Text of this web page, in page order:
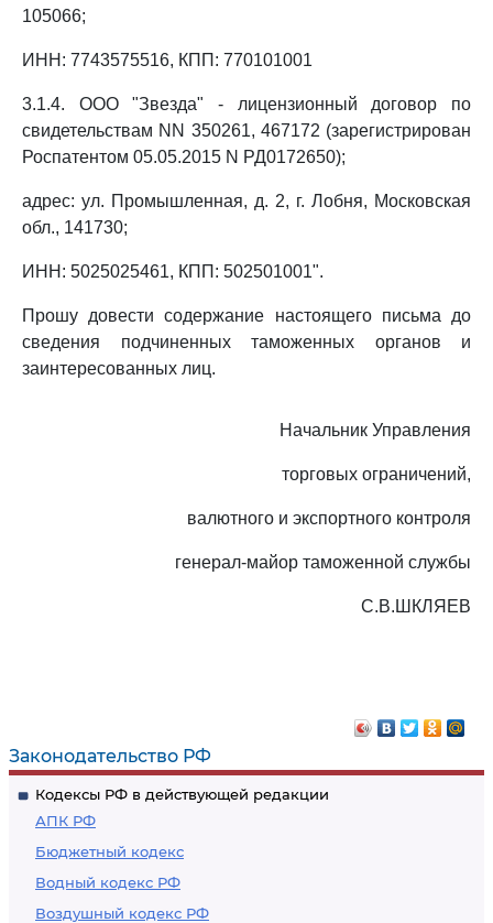
Законодательство РФ
Кодексы РФ в действующей редакции
АПК РФ
Бюджетный кодекс
Водный кодекс РФ
Воздушный кодекс РФ
105066;
ИНН: 7743575516, КПП: 770101001
3.1.4. ООО "Звезда" - лицензионный договор по
свидетельствам NN 350261, 467172 (зарегистрирован
Роспатентом 05.05.2015 N РД0172650);
адрес: ул. Промышленная, д. 2, г. Лобня, Московская
обл., 141730;
ИНН: 5025025461, КПП: 502501001".
Прошу довести содержание настоящего письма до
сведения подчиненных таможенных органов и
заинтересованных лиц.
Начальник Управления
торговых ограничений,
валютного и экспортного контроля
генерал-майор таможенной службы
С.В.ШКЛЯЕВ